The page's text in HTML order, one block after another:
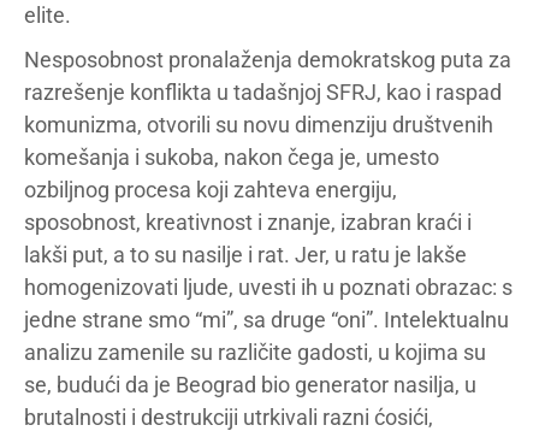
elite.
Nesposobnost pronalaženja demokratskog puta za
razrešenje konflikta u tadašnjoj SFRJ, kao i raspad
komunizma, otvorili su novu dimenziju društvenih
komešanja i sukoba, nakon čega je, umesto
ozbiljnog procesa koji zahteva energiju,
sposobnost, kreativnost i znanje, izabran kraći i
lakši put, a to su nasilje i rat. Jer, u ratu je lakše
homogenizovati ljude, uvesti ih u poznati obrazac: s
jedne strane smo “mi”, sa druge “oni”. Intelektualnu
analizu zamenile su različite gadosti, u kojima su
se, budući da je Beograd bio generator nasilja, u
brutalnosti i destrukciji utrkivali razni ćosići,